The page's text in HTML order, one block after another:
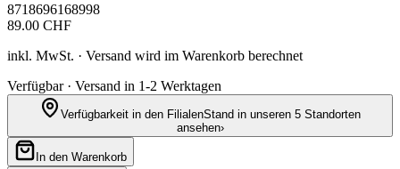
8718696168998
89.00 CHF
inkl. MwSt. · Versand wird im Warenkorb berechnet
Verfügbar · Versand in 1-2 Werktagen
Verfügbarkeit in den FilialenStand in unseren 5 Standorten
ansehen›
In den Warenkorb